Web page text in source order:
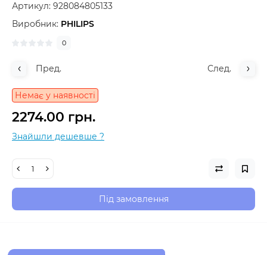
Артикул: 928084805133
Виробник: PHILIPS
0
Пред. След.
Немає у наявності
2274.00 грн.
Знайшли дешевше ?
Під замовлення